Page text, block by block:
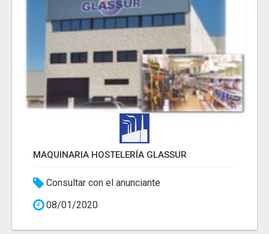
MAQUINARIA HOSTELERÍA GLASSUR
Consultar con el anunciante
08/01/2020